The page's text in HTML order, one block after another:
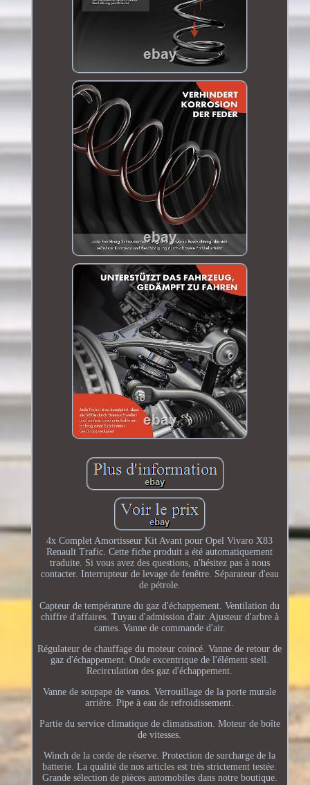
4x Complet Amortisseur Kit Avant pour Opel Vivaro X83
Renault Trafic. Cette fiche produit a été automatiquement
traduite. Si vous avez des questions, n'hésitez pas à nous
contacter. Interrupteur de levage de fenêtre. Séparateur d'eau
de pétrole.
Capteur de température du gaz d'échappement. Ventilation du
chiffre d'affaires. Tuyau d'admission d'air. Ajusteur d'arbre à
cames. Vanne de commande d'air.
Régulateur de chauffage du moteur coincé. Vanne de retour de
gaz d'échappement. Onde excentrique de l'élément stell.
Recirculation des gaz d'échappement.
Vanne de soupape de vanos. Verrouillage de la porte murale
arrière. Pipe à eau de refroidissement.
Partie du service climatique de climatisation. Moteur de boîte
de vitesses.
Winch de la corde de réserve. Protection de surcharge de la
batterie. La qualité de nos articles est très strictement testée.
Grande sélection de pièces automobiles dans notre boutique.